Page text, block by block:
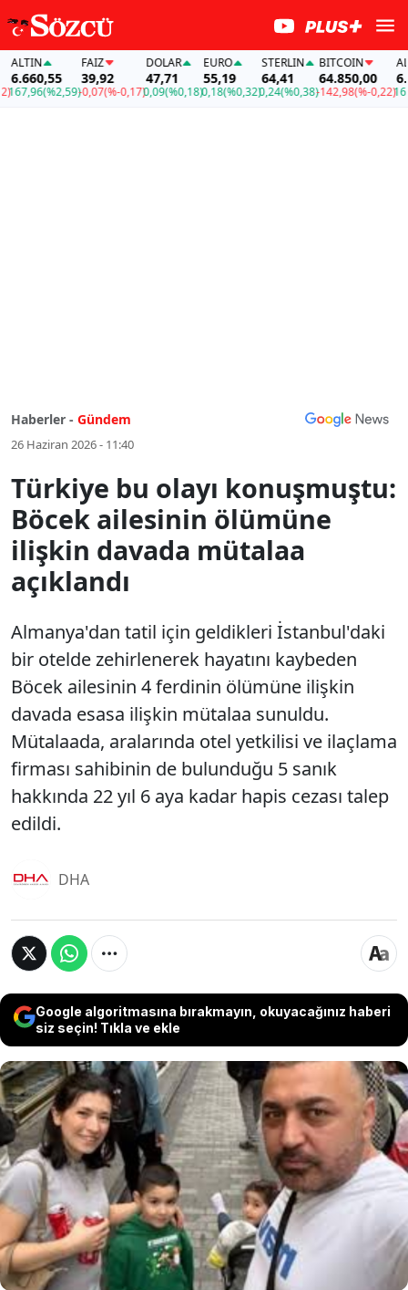
(%2,59)
FAİZ
39,92
-0,07(%-0,17)
DOLAR
47,71
0,09(%0,18)
EURO
55,19
0,18(%0,32)
STERLIN
64,41
0,24(%0,38)
BITCOIN
64.850,00
-142,98(%-0,22)
Haberler - Gündem
26 Haziran 2026 - 11:40
Türkiye bu olayı konuşmuştu:
Böcek ailesinin ölümüne
ilişkin davada mütalaa
açıklandı
Almanya'dan tatil için geldikleri İstanbul'daki
bir otelde zehirlenerek hayatını kaybeden
Böcek ailesinin 4 ferdinin ölümüne ilişkin
davada esasa ilişkin mütalaa sunuldu.
Mütalaada, aralarında otel yetkilisi ve ilaçlama
firması sahibinin de bulunduğu 5 sanık
hakkında 22 yıl 6 aya kadar hapis cezası talep
edildi.
DHA
Google algoritmasına bırakmayın, okuyacağınız haberi
siz seçin! Tıkla ve ekle
Almanya'dan tatil için geldikleri İstanbul'daki bir
otelde zehirlenerek hayatını kaybeden Böcek
ailesinin 4 ferdinin ölümüne ilişkin davada esasa
ilişkin mütalaa sunuldu. Mütalaada, aralarında
otel yetkilisi ve ilaçlama firması sahibinin de
bulunduğu 5 sanık hakkında 22 yıl 6 aya kadar
hapis cezası talep edildi.